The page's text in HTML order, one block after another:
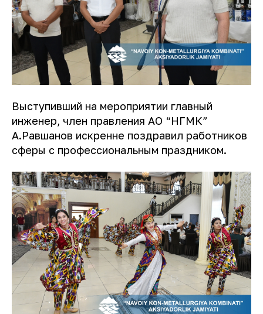
Выступивший на мероприятии главный
инженер, член правления АО “НГМК”
А.Равшанов искренне поздравил работников
сферы с профессиональным праздником.